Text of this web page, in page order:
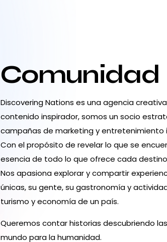
Comunidad
Discovering Nations es una agencia
contenido inspirador, somos un socio
campañas de marketing y entretenimiento
Con el propósito de revelar lo que se
esencia de todo lo que ofrece cada
Nos apasiona explorar y compartir
únicas, su gente, su gastronomía y
turismo y economía de un país.
Queremos contar historias descubriendo
mundo para la humanidad.